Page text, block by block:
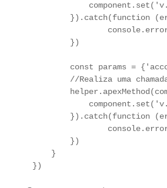
}).catch(function
const params =
//Realiza uma
}).catch(function
    }
})